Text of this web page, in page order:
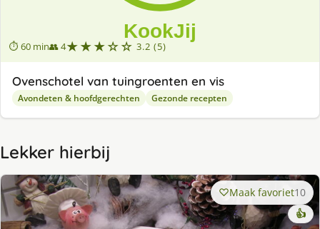
⏱ 60 min👥 4★★★☆☆ 3.2 (5)
Ovenschotel van tuingroenten en vis
Avondeten & hoofdgerechten Gezonde recepten
Lekker hierbij
Maak favoriet10
👍